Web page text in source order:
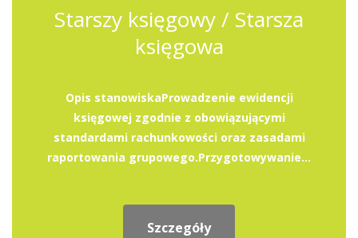
Starszy księgowy / Starsza
księgowa
Opis stanowiskaProwadzenie ewidencji
księgowej zgodnie z obowiązującymi
standardami rachunkowości oraz zasadami
raportowania grupowego.Przygotowywanie...
Szczegóły